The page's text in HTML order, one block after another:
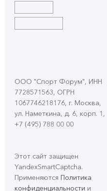
ООО "Спорт Форум", ИНН
7728571563, ОГРН
1067746218176, г. Москва,
ул. Наметкина, д. 6, корп. 1 ,
+7 (495) 788 00 00
Этот сайт защищен
YandexSmartCaptcha.
Применяются Политика
конфиденциальности и